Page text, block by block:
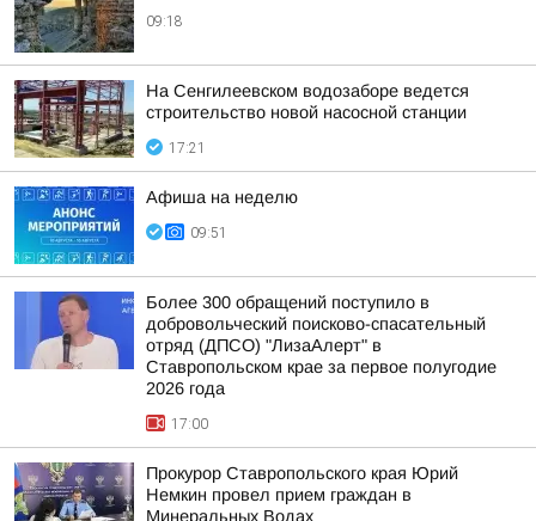
09:18
На Сенгилеевском водозаборе ведется
строительство новой насосной станции
17:21
Афиша на неделю
09:51
Более 300 обращений поступило в
добровольческий поисково-спасательный
отряд (ДПСО) "ЛизаАлерт" в
Ставропольском крае за первое полугодие
2026 года
17:00
Прокурор Ставропольского края Юрий
Немкин провел прием граждан в
Минеральных Водах